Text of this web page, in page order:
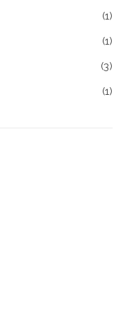
(1)
(1)
(3)
(1)